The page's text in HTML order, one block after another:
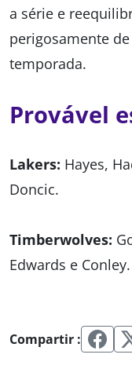
a série e
perigosamente
temporada.
Provável
Lakers: Hayes,
Doncic.
Timberwolves:
Edwards e Conley.
Compartir :